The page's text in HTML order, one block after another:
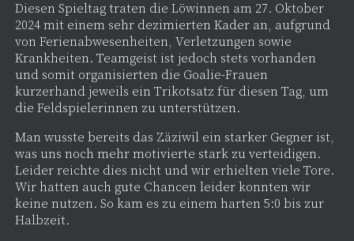
Diesen Spieltag traten die Löwinnen am 27. Oktober
2024 mit einem sehr dezimierten Kader an, aufgrund
von Ferienabwesenheiten, Verletzungen sowie
Krankheiten. Teamgeist ist jedoch stets vorhanden
und somit organisierten die Goalie-Frauen
kurzerhand jeweils ein Trikotsatz für diesen Tag, um
die Feldspielerinnen zu unterstützen.
Man wusste bereits das Zäziwil ein starker Gegner ist,
was uns noch mehr motivierte stark zu verteidigen.
Leider reichte dies nicht und wir erhielten viele Tore.
Wir hatten auch gute Chancen leider konnten wir
keine nutzen. So kam es zu einem harten 5:0 bis zur
Halbzeit.